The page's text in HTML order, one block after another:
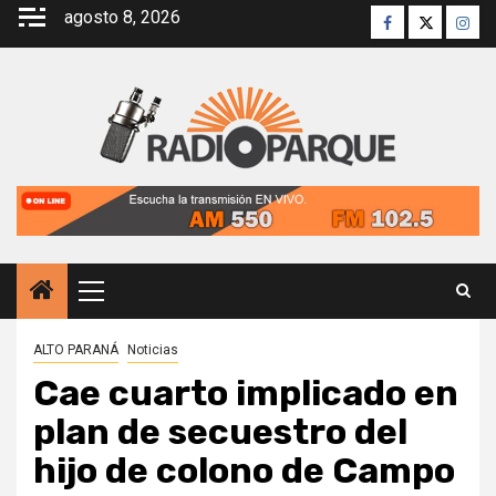
Saltar
agosto 8, 2026 Facebook
Twitter
Menú
principal
ALTO PARANÁ Noticias
Cae cuarto implicado en
plan de secuestro del
hijo de colono de Campo